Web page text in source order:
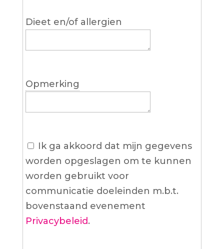
Dieet en/of allergien
Opmerking
Ik ga akkoord dat mijn gegevens
worden opgeslagen om te kunnen
worden gebruikt voor
communicatie doeleinden m.b.t.
bovenstaand evenement
Privacybeleid.